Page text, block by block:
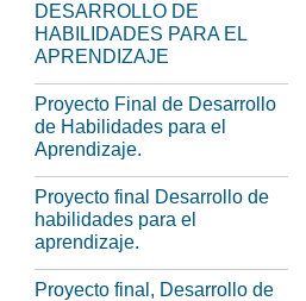
DESARROLLO DE
HABILIDADES PARA EL
APRENDIZAJE
Proyecto Final de Desarrollo
de Habilidades para el
Aprendizaje.
Proyecto final Desarrollo de
habilidades para el
aprendizaje.
Proyecto final, Desarrollo de